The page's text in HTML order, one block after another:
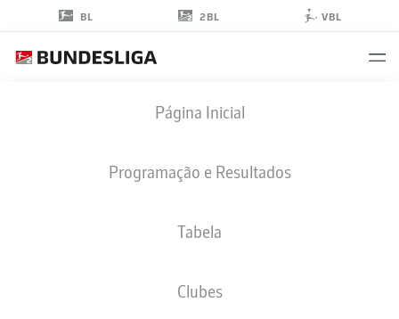
BL 2BL VBL
Página Inicial
Programação e Resultados
Tabela
Clubes